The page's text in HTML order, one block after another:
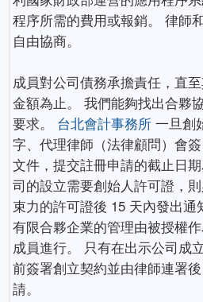
程序所需的費用或報銷。 律師
自由協商。
成員對公司債務承擔責任，直
金額為止。 我們能夠找出合夥
要求。 台北會計事務所一旦創
字、代理律師（法律顧問）會
文件，提交註冊申請的截止日
司的設立需要創始人許可證，
束力的許可證後 15 天內發出
有限合夥企業的管理由被授權
成員進行。 只有在出示公司成
前簽署創立契約並由律師連署
請。